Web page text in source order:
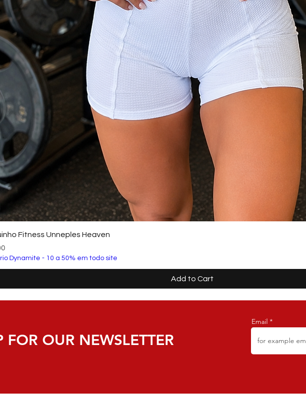
Fitness Unneples Heaven
Dynamite - 10 a 50% em todo site
Add to Cart
FOR OUR NEWSLETTER
Email